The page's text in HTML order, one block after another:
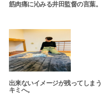
筋肉痛に沁みる井田監督の言葉。
出来ないイメージが残ってしまう
キミへ。